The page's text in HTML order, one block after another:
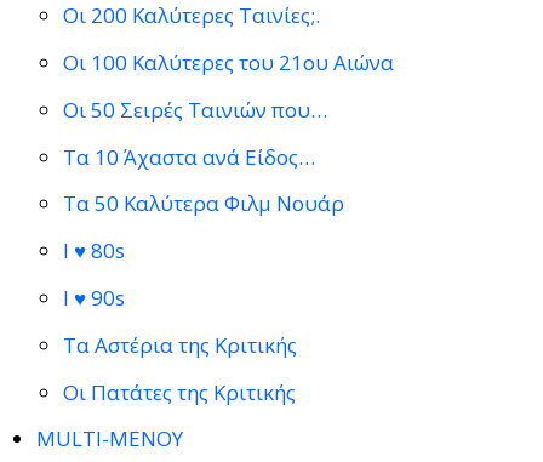
Οι 200 Καλύτερες Ταινίες;.
Οι 100 Καλύτερες του 21ου Αιώνα
Οι 50 Σειρές Ταινιών που…
Τα 10 Άχαστα ανά Είδος…
Τα 50 Καλύτερα Φιλμ Νουάρ
I ♥ 80s
I ♥ 90s
Τα Αστέρια της Κριτικής
Οι Πατάτες της Κριτικής
MULTI-ΜΕΝΟΥ